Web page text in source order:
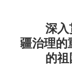
深入
疆治理的
的